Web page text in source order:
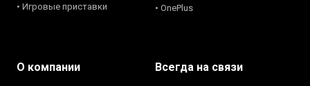
• Игровые приставки • OnePlus
О компании Всегда на связи